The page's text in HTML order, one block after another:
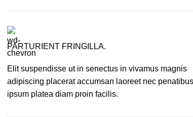
PARTURIENT FRINGILLA.
Elit suspendisse ut in senectus in vivamus magnis
adipiscing placerat accumsan laoreet nec
ipsum platea diam proin facilis.